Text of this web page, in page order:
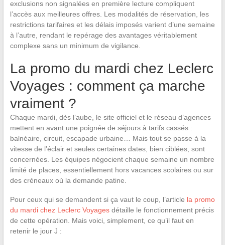
exclusions non signalées en première lecture compliquent
l’accès aux meilleures offres. Les modalités de réservation, les
restrictions tarifaires et les délais imposés varient d’une semaine
à l’autre, rendant le repérage des avantages véritablement
complexe sans un minimum de vigilance.
La promo du mardi chez Leclerc
Voyages : comment ça marche
vraiment ?
Chaque mardi, dès l’aube, le site officiel et le réseau d’agences
mettent en avant une poignée de séjours à tarifs cassés :
balnéaire, circuit, escapade urbaine… Mais tout se passe à la
vitesse de l’éclair et seules certaines dates, bien ciblées, sont
concernées. Les équipes négocient chaque semaine un nombre
limité de places, essentiellement hors vacances scolaires ou sur
des créneaux où la demande patine.
Pour ceux qui se demandent si ça vaut le coup, l’article la promo
du mardi chez Leclerc Voyagesdétaille le fonctionnement précis
de cette opération. Mais voici, simplement, ce qu’il faut en
retenir le jour J :